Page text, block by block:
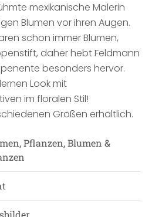
mexikanische Malerin
Blumen vor ihren Augen.
schon immer Blumen,
daher hebt Feldmann
besonders hervor.
Look mit
im floralen Stil!
Größen erhältlich.
Pflanzen, Blumen &